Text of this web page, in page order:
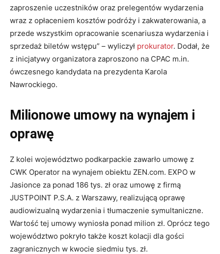
zaproszenie uczestników oraz prelegentów wydarzenia
wraz z opłaceniem kosztów podróży i zakwaterowania, a
przede wszystkim opracowanie scenariusza wydarzenia i
sprzedaż biletów wstępu” – wyliczył prokurator. Dodał, że
z inicjatywy organizatora zaproszono na CPAC m.in.
ówczesnego kandydata na prezydenta Karola
Nawrockiego.
Milionowe umowy na wynajem i
oprawę
Z kolei województwo podkarpackie zawarło umowę z
CWK Operator na wynajem obiektu ZEN.com. EXPO w
Jasionce za ponad 186 tys. zł oraz umowę z firmą
JUSTPOINT P.S.A. z Warszawy, realizującą oprawę
audiowizualną wydarzenia i tłumaczenie symultaniczne.
Wartość tej umowy wyniosła ponad milion zł. Oprócz tego
województwo pokryło także koszt kolacji dla gości
zagranicznych w kwocie siedmiu tys. zł.